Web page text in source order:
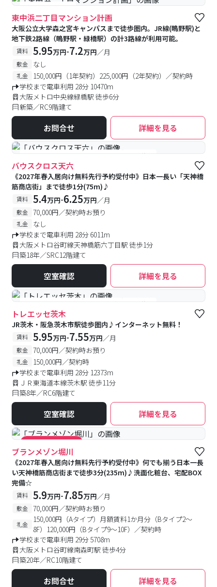
#新築 #食事付き
東中浜二丁目マンション計画
大阪公立大学森之宮キャンパスまで徒歩圏内。JR線(鴫野駅)と
地下鉄2路線（鴫野駅・緑橋駅）の計3路線が利用可能。
賃料 5.95万円-7.2万円／月
敷金 なし
礼金
150,000円（1年契約）225,000円（2年契約）／契約時
学校まで電車利用 28分 10470m
大阪メトロ中央線緑橋駅 徒歩6分
新築／RC9階建て
お問合せ 詳細を見る
#女性優先フロアあり #予約受付中 #空室待ち
バウスクロス天六
《2027年春入居向け無料先行予約受付中》日本一長い「天神橋
筋商店街」まで徒歩1分(75m)♪
賃料 5.4万円-6.25万円／月
敷金 70,000円／契約時お預り
礼金
なし
学校まで電車利用 28分 6011m
大阪メトロ谷町線天神橋筋六丁目駅 徒歩1分
築18年／SRC12階建て
空室確認 詳細を見る
#女性専用フロアあり #予約受付中 #空室待ち
トレエッセ茨木
JR茨木・阪急茨木市駅徒歩圏内♪インターネット無料！
賃料 5.95万円-7.55万円／月
敷金 70,000円／契約時お預り
礼金
150,000円／契約時
学校まで電車利用 28分 12373m
ＪＲ東海道本線茨木駅 徒歩11分
築8年／RC6階建て
空室確認 詳細を見る
#キャンペーン実施中
ブランメゾン堀川
《2027年春入居向け無料先行予約受付中》何でも揃う日本一長
い天神橋筋商店街まで徒歩3分(235m)♪洗面化粧台、宅配BOX
完備☆
賃料 5.9万円-7.85万円／月
敷金 70,000円／契約時お預り
礼金
150,000円（Aタイプ）月額賃料1か月分（Bタイプ2～
8F）120,000円（Bタイプ9～10F）／契約時
学校まで電車利用 29分 5708m
大阪メトロ谷町線南森町駅 徒歩4分
築20年／RC10階建て
お問合せ 詳細を見る